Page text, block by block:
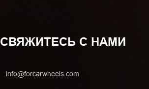
СВЯЖИТЕСЬ С НАМИ
info@forcarwheels.com